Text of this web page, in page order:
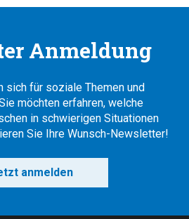
Anmeldung
sich für soziale Themen und
möchten erfahren, welche
in schwierigen Situationen
Sie Ihre Wunsch-Newsletter!
anmelden